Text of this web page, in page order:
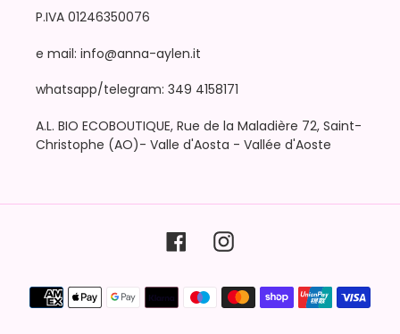
P.IVA 01246350076
e mail: info@anna-aylen.it
whatsapp/telegram: 349 4158171
A.L. BIO ECOBOUTIQUE, Rue de la Maladière 72, Saint-
Christophe (AO)- Valle d'Aosta - Vallée d'Aoste
FacebookInstagram
Metodi
di